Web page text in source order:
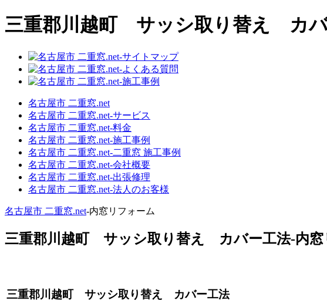
三重郡川越町 サッシ取り替え カ
名古屋市 二重窓.net
名古屋市 二重窓.net‐サービス
名古屋市 二重窓.net‐料金
名古屋市 二重窓.net‐施工事例
名古屋市 二重窓.net‐二重窓 施工事例
名古屋市 二重窓.net‐会社概要
名古屋市 二重窓.net‐出張修理
名古屋市 二重窓.net‐法人のお客様
名古屋市 二重窓.net‐内窓リフォーム
三重郡川越町 サッシ取り替え カバー工法-内窓
三重郡川越町 サッシ取り替え カバー工法